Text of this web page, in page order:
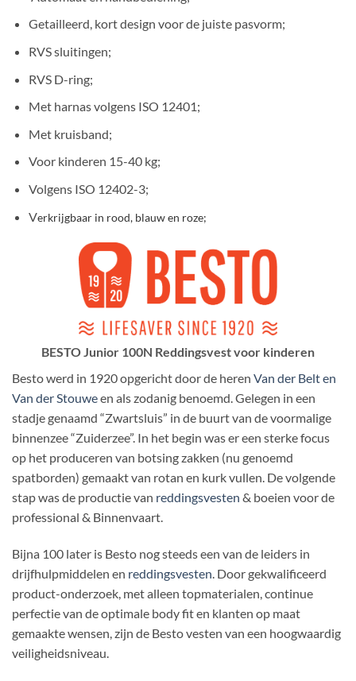
Getailleerd, kort design voor de juiste pasvorm;
RVS sluitingen;
RVS D-ring;
Met harnas volgens ISO 12401;
Met kruisband;
Voor kinderen 15-40 kg;
Volgens ISO 12402-3;
Verkrijgbaar in rood, blauw en roze;
BESTO Junior 100N Reddingsvest voor kinderen
Besto werd in 1920 opgericht door de heren Van der Belt en
Van der Stouween als zodanig benoemd. Gelegen in een
stadje genaamd “Zwartsluis” in de buurt van de voormalige
binnenzee “Zuiderzee”. In het begin was er een sterke focus
op het produceren van botsing zakken (nu genoemd
spatborden) gemaakt van rotan en kurk vullen. De volgende
stap was de productie van reddingsvesten & boeien voor de
professional & Binnenvaart.
Bijna 100 later is Besto nog steeds een van de leiders in
drijfhulpmiddelen en reddingsvesten. Door gekwalificeerd
product-onderzoek, met alleen topmaterialen, continue
perfectie van de optimale body fit en klanten op maat
gemaakte wensen, zijn de Besto vesten van een hoogwaardig
veiligheidsniveau.